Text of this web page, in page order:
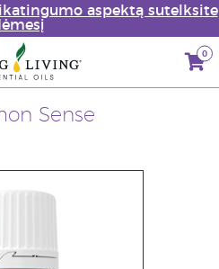
aspektą sutelksite
0
Sense